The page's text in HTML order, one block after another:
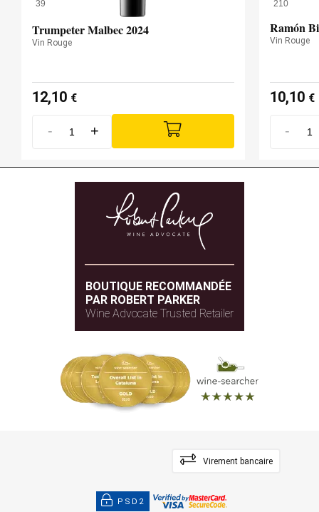
39
Trumpeter Malbec 2024
Vin Rouge
12,10 €
- +
210
Ramón
Vin Rouge
10,10 €
-
BOUTIQUE RECOMMANDÉE
PAR ROBERT PARKER
Wine Advocate Trusted Retailer
Virement bancaire
PSD2